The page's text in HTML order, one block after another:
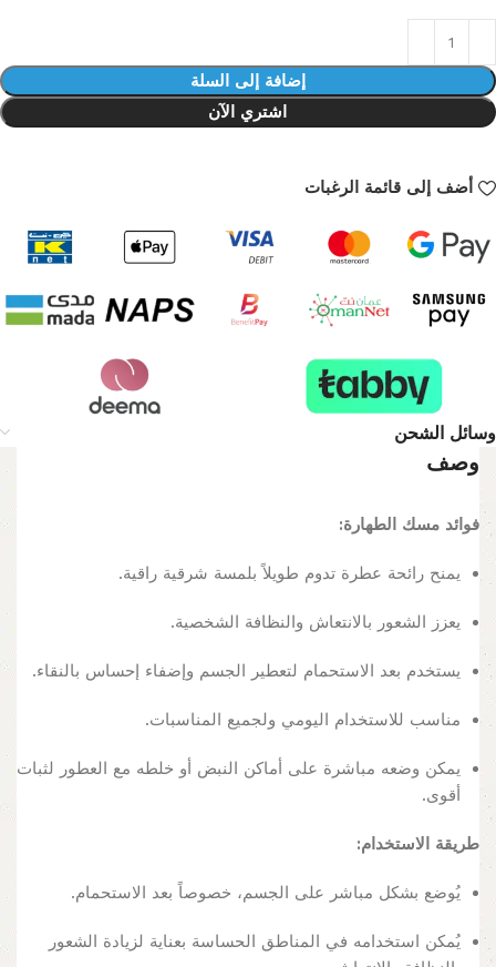
إضافة إلى السلة
اشتري الآن
أضف إلى قائمة الرغبات
وسائل الشحن
وصف
فوائد مسك الطهارة:
يمنح رائحة عطرة تدوم طويلاً بلمسة شرقية راقية.
يعزز الشعور بالانتعاش والنظافة الشخصية.
يستخدم بعد الاستحمام لتعطير الجسم وإضفاء إحساس بالنقاء.
مناسب للاستخدام اليومي ولجميع المناسبات.
يمكن وضعه مباشرة على أماكن النبض أو خلطه مع العطور لثبات
أقوى.
طريقة الاستخدام:
يُوضع بشكل مباشر على الجسم، خصوصاً بعد الاستحمام.
يُمكن استخدامه في المناطق الحساسة بعناية لزيادة الشعور